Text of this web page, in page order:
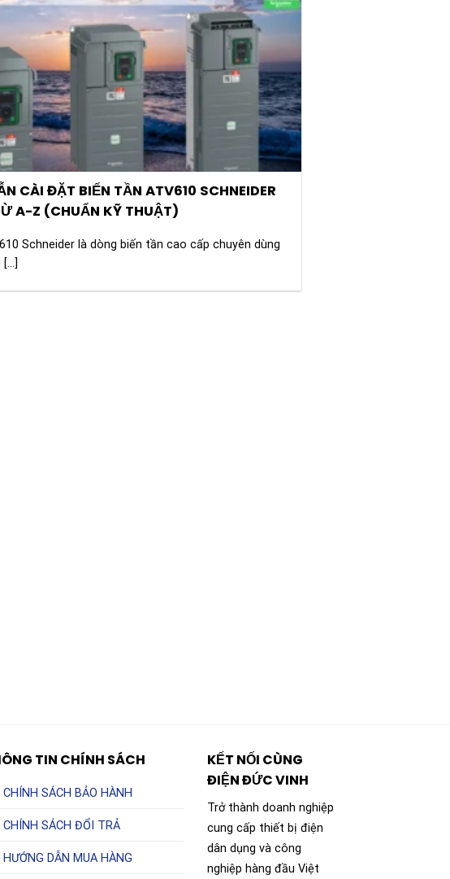
CÀI ĐẶT BIẾN TẦN ATV610 SCHNEIDER
A-Z (CHUẨN KỸ THUẬT)
Schneider là dòng biến tần cao cấp chuyên dùng
TIN CHÍNH SÁCH
CHÍNH SÁCH BẢO HÀNH
CHÍNH SÁCH ĐỔI TRẢ
HƯỚNG DẪN MUA HÀNG
KẾT NỐI CÙNG
ĐIỆN ĐỨC VINH
Trở thành doanh nghiệp
cung cấp thiết bị điện
dân dụng và công
nghiệp hàng đầu Việt